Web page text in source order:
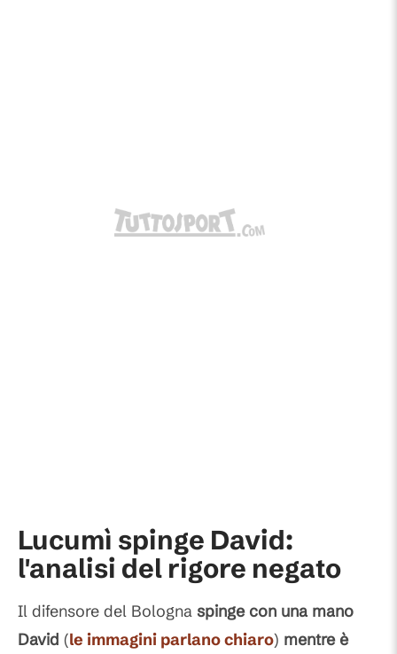
Lucumì spinge David:
l'analisi del rigore negato
Il difensore del Bologna spinge con una mano
David (le immagini parlano chiaro) mentre è